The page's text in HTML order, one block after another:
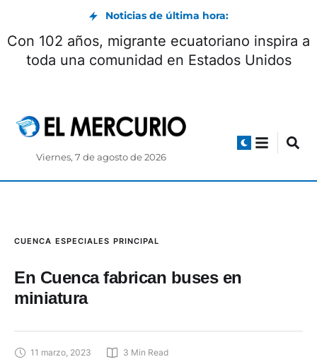
Noticias de última hora:
Encuentro con Milei concluyó con la firma de
seis acuerdos
Viernes, 7 de agosto de 2026
CUENCA ESPECIALES PRINCIPAL
En Cuenca fabrican buses en
miniatura
11 marzo, 2023 3 Min Read